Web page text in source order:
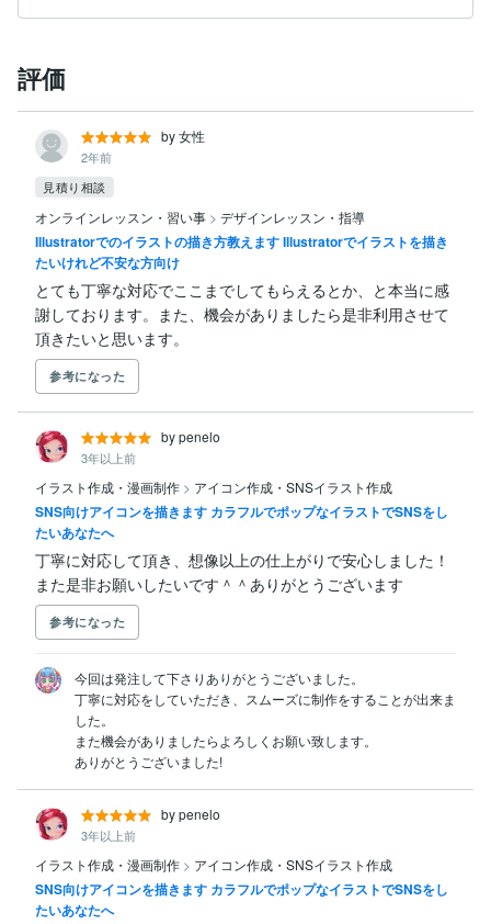
評価
by 女性
2年前
見積り相談
オンラインレッスン・習い事 > デザインレッスン・指導
Illustratorでのイラストの描き方教えます Illustratorでイラストを描き
たいけれど不安な方向け
とても丁寧な対応でここまでしてもらえるとか、と本当に感
謝しております。また、機会がありましたら是非利用させて
頂きたいと思います。
参考になった
by penelo
3年以上前
イラスト作成・漫画制作 > アイコン作成・SNSイラスト作成
SNS向けアイコンを描きます カラフルでポップなイラストでSNSをし
たいあなたへ
丁寧に対応して頂き、想像以上の仕上がりで安心しました！
また是非お願いしたいです＾＾ありがとうございます
参考になった
今回は発注して下さりありがとうございました。
丁寧に対応をしていただき、スムーズに制作をすることが出来ま
した。
また機会がありましたらよろしくお願い致します。
ありがとうございました!
by penelo
3年以上前
イラスト作成・漫画制作 > アイコン作成・SNSイラスト作成
SNS向けアイコンを描きます カラフルでポップなイラストでSNSをし
たいあなたへ